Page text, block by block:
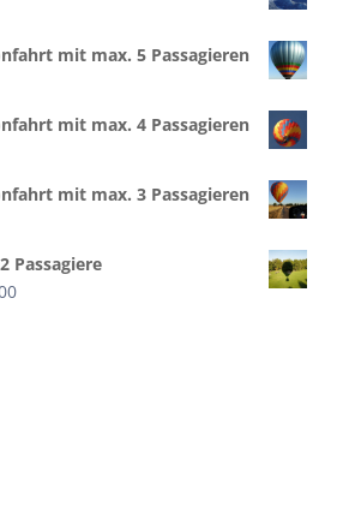
mit max. 5 Passagieren
mit max. 4 Passagieren
mit max. 3 Passagieren
Passagiere
Aktueller